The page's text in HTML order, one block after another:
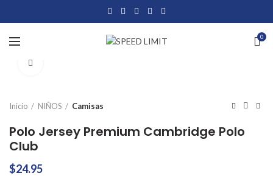
0
Inicio NIÑOS Camisas
Polo Jersey Premium Cambridge Polo
Club
$24.95